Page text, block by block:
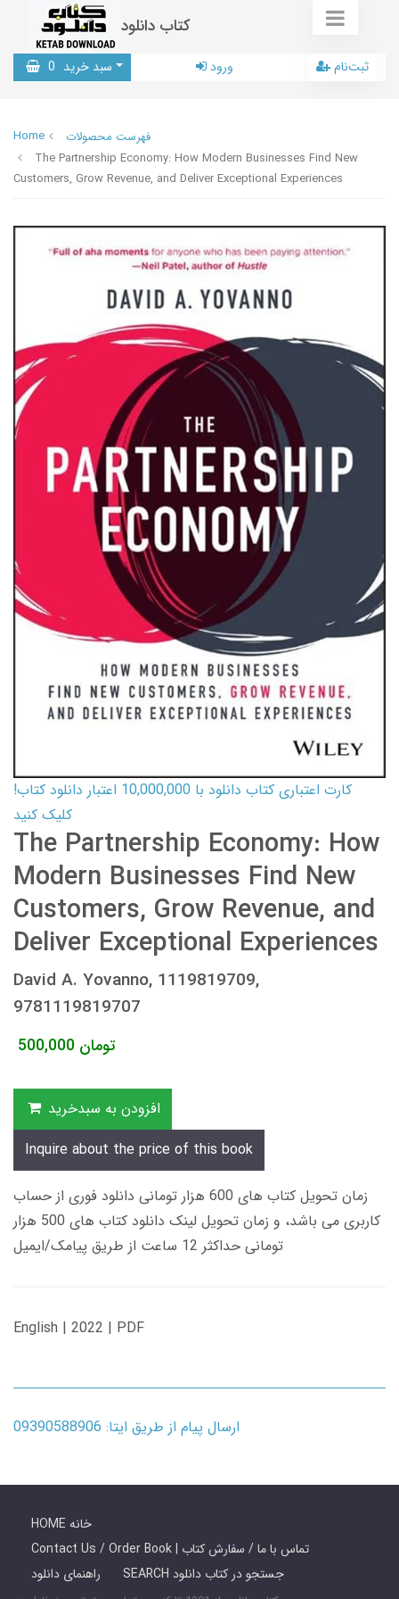
کتاب دانلود
سبد خرید 0 ورود ثبت‌نام
Home
فهرست محصولات
The Partnership Economy: How Modern Businesses Find New
Customers, Grow Revenue, and Deliver Exceptional Experiences
کارت اعتباری کتاب دانلود با 10,000,000 اعتبار دانلود کتاب!
کلیک کنید
The Partnership Economy: How
Modern Businesses Find New
Customers, Grow Revenue, and
Deliver Exceptional Experiences
David A. Yovanno, 1119819709,
9781119819707
500,000 تومان
افزودن به سبدخرید
Inquire about the price of this book
زمان تحویل کتاب های 600 هزار تومانی دانلود فوری از حساب
کاربری می باشد، و زمان تحویل لینک دانلود کتاب های 500 هزار
تومانی حداکثر 12 ساعت از طریق پیامک/ایمیل
English | 2022 | PDF
ارسال پیام از طریق ایتا: 09390588906
HOME خانه
Contact Us / Order Book | تماس با ما / سفارش کتاب
راهنمای دانلود
SEARCH جستجو در کتاب دانلود